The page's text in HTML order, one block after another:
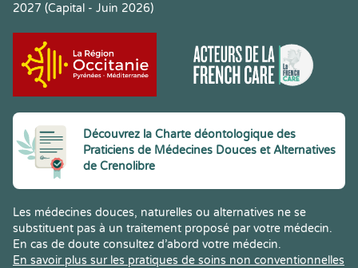
2027 (Capital - Juin 2026)
Découvrez la Charte déontologique des
Praticiens de Médecines Douces et Alternatives
de Crenolibre
Les médecines douces, naturelles ou alternatives ne se
substituent pas à un traitement proposé par votre médecin.
En cas de doute consultez d’abord votre médecin.
En savoir plus sur les pratiques de soins non conventionnelles